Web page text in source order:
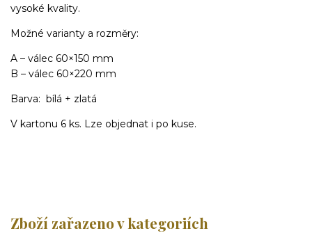
vysoké kvality.
Možné varianty a rozměry:
A – válec 60×150 mm
B – válec 60×220 mm
Barva: bílá + zlatá
V kartonu 6 ks. Lze objednat i po kuse.
Zboží zařazeno v kategoriích